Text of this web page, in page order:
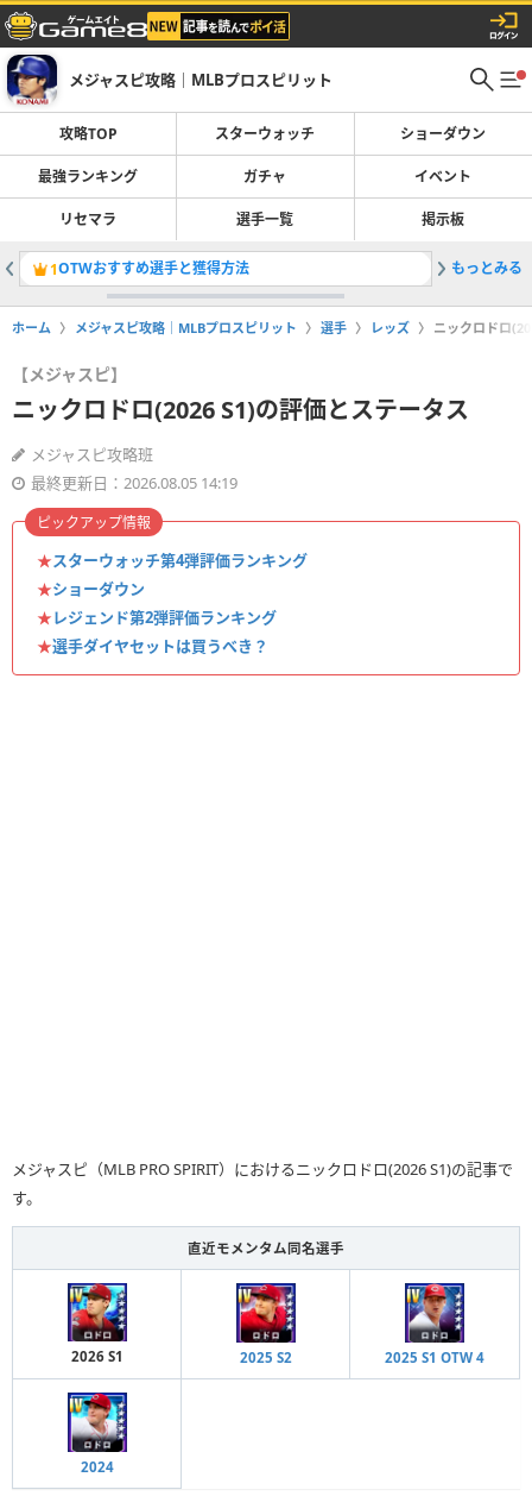
メジャスピ攻略｜MLBプロスピリット
攻略TOP スターウォッチ ショーダウン
最強ランキング ガチャ イベント
リセマラ 選手一覧 掲示板
1OTWおすすめ選手と獲得方法 2ボビー
もっとみる
ホーム メジャスピ攻略｜MLBプロスピリット 選手 レッズ ニックロドロ
【メジャスピ】
ニックロドロ(2026 S1)の評価とステータス
メジャスピ攻略班
最終更新日：2026.08.05 14:19
★スターウォッチ第4弾評価ランキング
★ショーダウン
★レジェンド第2弾評価ランキング
★選手ダイヤセットは買うべき？
ピックアップ情報
メジャスピ（MLB PRO SPIRIT）におけるニックロドロ(2026 S1)の記事で
す。
直近モメンタム同名選手
2026 S1 2025 S2 2025 S1 OTW 4
2024